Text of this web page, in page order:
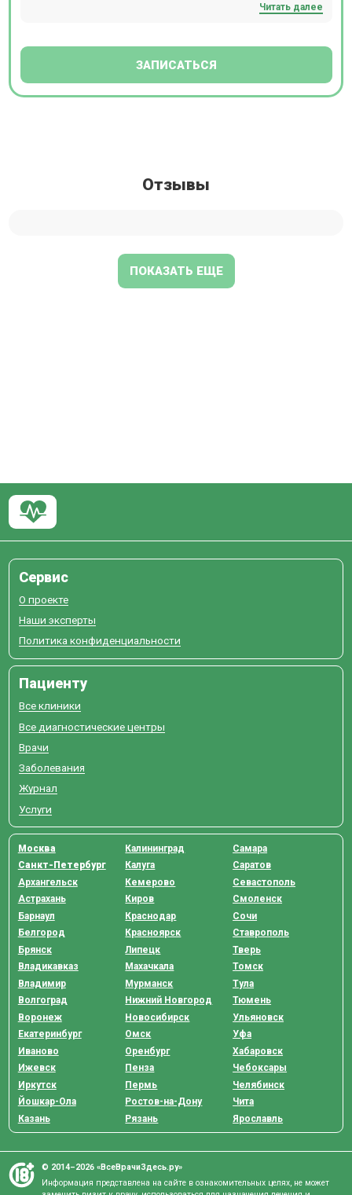
Читать далее
ЗАПИСАТЬСЯ
Отзывы
ПОКАЗАТЬ ЕЩЕ
Сервис
О проекте
Наши эксперты
Политика конфиденциальности
Пациенту
Все клиники
Все диагностические центры
Врачи
Заболевания
Журнал
Услуги
Москва
Санкт-Петербург
Архангельск
Астрахань
Барнаул
Белгород
Брянск
Владикавказ
Владимир
Волгоград
Воронеж
Екатеринбург
Иваново
Ижевск
Иркутск
Йошкар-Ола
Казань
Калининград
Калуга
Кемерово
Киров
Краснодар
Красноярск
Липецк
Махачкала
Мурманск
Нижний Новгород
Новосибирск
Омск
Оренбург
Пенза
Пермь
Ростов-на-Дону
Рязань
Самара
Саратов
Севастополь
Смоленск
Сочи
Ставрополь
Тверь
Томск
Тула
Тюмень
Ульяновск
Уфа
Хабаровск
Чебоксары
Челябинск
Чита
Ярославль
© 2014–2026 «ВсеВрачиЗдесь.ру»
Информация представлена на сайте в ознакомительных целях, не может